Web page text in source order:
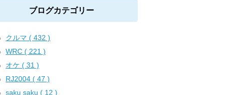
ブログカテゴリー
クルマ ( 432 )
WRC ( 221 )
オケ ( 31 )
RJ2004 ( 47 )
saku saku ( 12 )